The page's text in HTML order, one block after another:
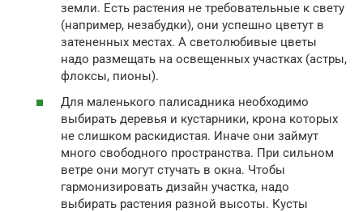
земли. Есть растения не требовательные к свету
(например, незабудки), они успешно цветут в
затененных местах. А светолюбивые цветы
надо размещать на освещенных участках (астры,
флоксы, пионы).
Для маленького палисадника необходимо
выбирать деревья и кустарники, крона которых
не слишком раскидистая. Иначе они займут
много свободного пространства. При сильном
ветре они могут стучать в окна. Чтобы
гармонизировать дизайн участка, надо
выбирать растения разной высоты. Кусты